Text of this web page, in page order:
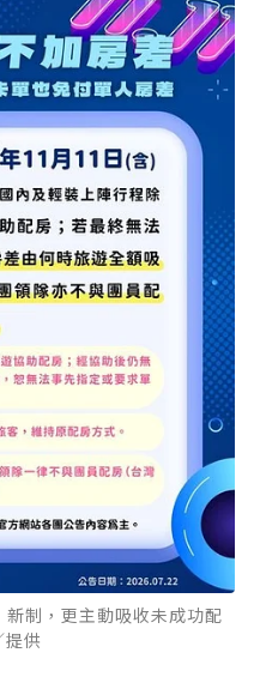
制，更主動吸收未成功配
供